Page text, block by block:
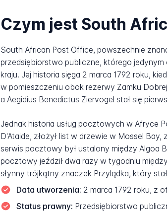
Czym jest South
South African Post Office, powszechnie
przedsiębiorstwo publiczne, którego
kraju. Jej historia sięga 2 marca 1792 roku,
w pomieszczeniu obok rezerwy Zamku
a Aegidius Benedictus Ziervogel stał się
Jednak historia usług pocztowych w Afryce
D'Ataide, złożył list w drzewie w Mossel
serwis pocztowy był ustalony między Algoa
pocztowy jeździł dwa razy w tygodniu
słynny trójkątny znaczek Przylądka, który
Data utworzenia: 2 marca 1792 roku, z
Status prawny: Przedsiębiorstwo